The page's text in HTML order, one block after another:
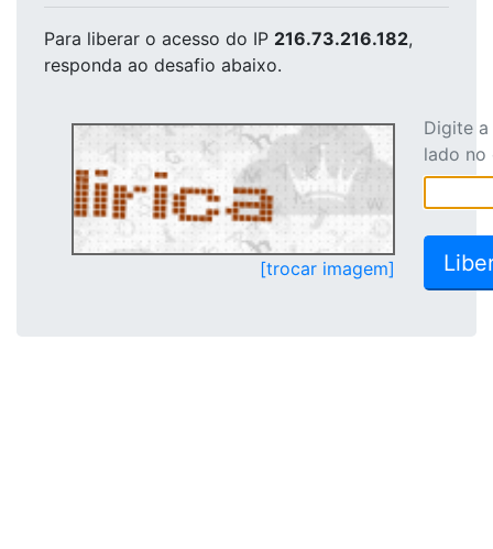
Para liberar o acesso do IP 216.73.216.182,
responda ao desafio abaixo.
[trocar imagem]
Digite
lado no